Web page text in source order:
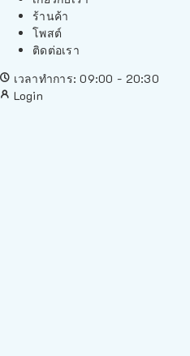
ร้านค้า
โพสต์
ติดต่อเรา
เวลาทำการ: 09:00 - 20:30
Login